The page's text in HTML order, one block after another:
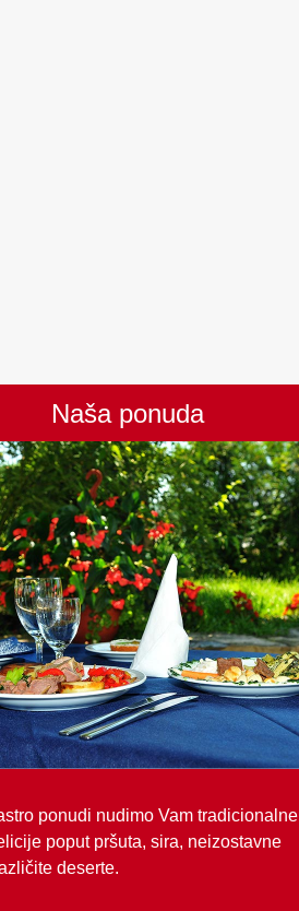
Naša ponuda
ponudi nudimo Vam tradicionalne
poput pršuta, sira, neizostavne
deserte.